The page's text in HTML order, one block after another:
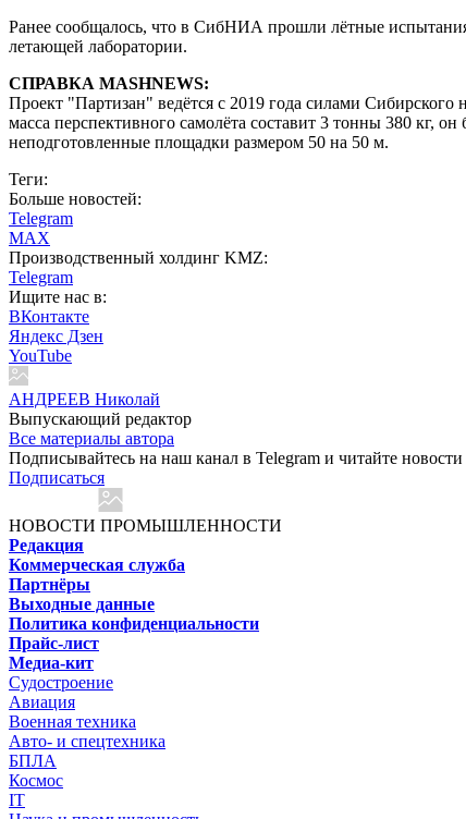
Ранее сообщалось, что в СибНИА прошли лётные
летающей лаборатории.
СПРАВКА MASHNEWS:
Проект "Партизан" ведётся с 2019 года силами
масса перспективного самолёта составит 3 тонны 380 кг,
неподготовленные площадки размером 50 на 50 м.
Теги:
Больше новостей:
Telegram
MAX
Производственный холдинг KMZ:
Telegram
Ищите нас в:
ВКонтакте
Яндекс Дзен
YouTube
АНДРЕЕВ Николай
Выпускающий редактор
Все материалы автора
Подписывайтесь на наш канал в Telegram и читайте
Подписаться
НОВОСТИ ПРОМЫШЛЕННОСТИ
Редакция
Коммерческая служба
Партнёры
Выходные данные
Политика конфиденциальности
Прайс-лист
Медиа-кит
Судостроение
Авиация
Военная техника
Авто- и спецтехника
БПЛА
Космос
IT